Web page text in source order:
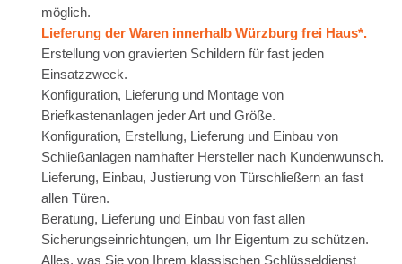
möglich.
Lieferung der Waren innerhalb Würzburg frei Haus*.
Erstellung von gravierten Schildern für fast jeden
Einsatzzweck.
Konfiguration, Lieferung und Montage von
Briefkastenanlagen jeder Art und Größe.
Konfiguration, Erstellung, Lieferung und Einbau von
Schließanlagen namhafter Hersteller nach Kundenwunsch.
Lieferung, Einbau, Justierung von Türschließern an fast
allen Türen.
Beratung, Lieferung und Einbau von fast allen
Sicherungseinrichtungen, um Ihr Eigentum zu schützen.
Alles, was Sie von Ihrem klassischen Schlüsseldienst